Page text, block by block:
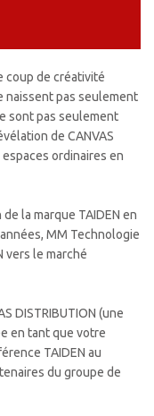
coup de créativité
naissent pas seulement
sont pas seulement
de CANVAS
ordinaires en
la marque TAIDEN en
MM Technologie
vers le marché
DISTRIBUTION (une
en tant que votre
TAIDEN au
du groupe de